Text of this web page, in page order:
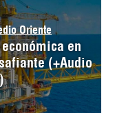
Oriente
en
(+Audio